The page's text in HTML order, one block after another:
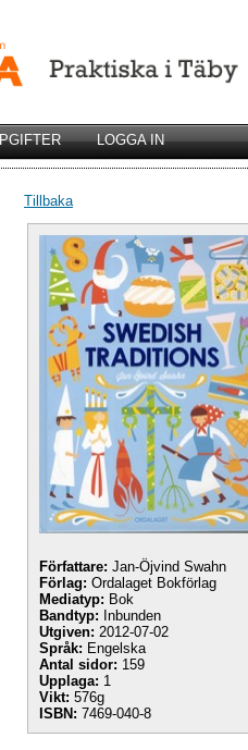
LOGGA IN
Tillbaka
Författare: Jan-Öjvind Swahn
Förlag: Ordalaget Bokförlag
Mediatyp: Bok
Bandtyp: Inbunden
Utgiven: 2012-07-02
Språk: Engelska
Antal sidor: 159
Upplaga: 1
Vikt: 576g
ISBN: 7469-040-8